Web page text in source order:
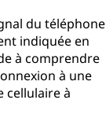
du téléphone
indiquée en
à comprendre
à une
cellulaire à